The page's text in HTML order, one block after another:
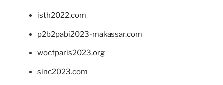
isth2022.com
p2b2pabi2023-makassar.com
wocfparis2023.org
sinc2023.com